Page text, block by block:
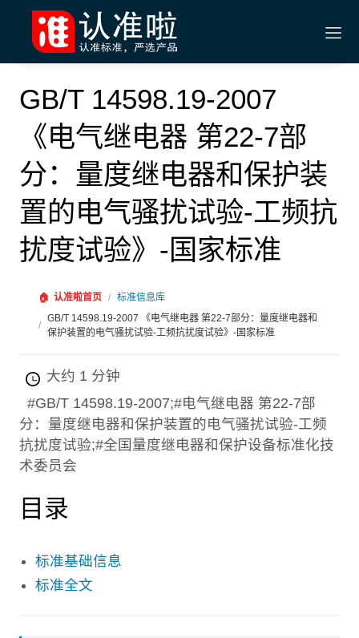
GB/T 14598.19-2007
《电气继电器 第22-7部
分：量度继电器和保护装
置的电气骚扰试验-工频抗
扰度试验》-国家标准
🏠 认准啦首页 / 标准信息库
/
GB/T 14598.19-2007 《电气继电器 第22-7部分：量度继电器和
保护装置的电气骚扰试验-工频抗扰度试验》-国家标准
大约 1 分钟
#GB/T 14598.19-2007;#电气继电器 第22-7部
分：量度继电器和保护装置的电气骚扰试验-工频
抗扰度试验;#全国量度继电器和保护设备标准化技
术委员会
目录
标准基础信息
标准全文